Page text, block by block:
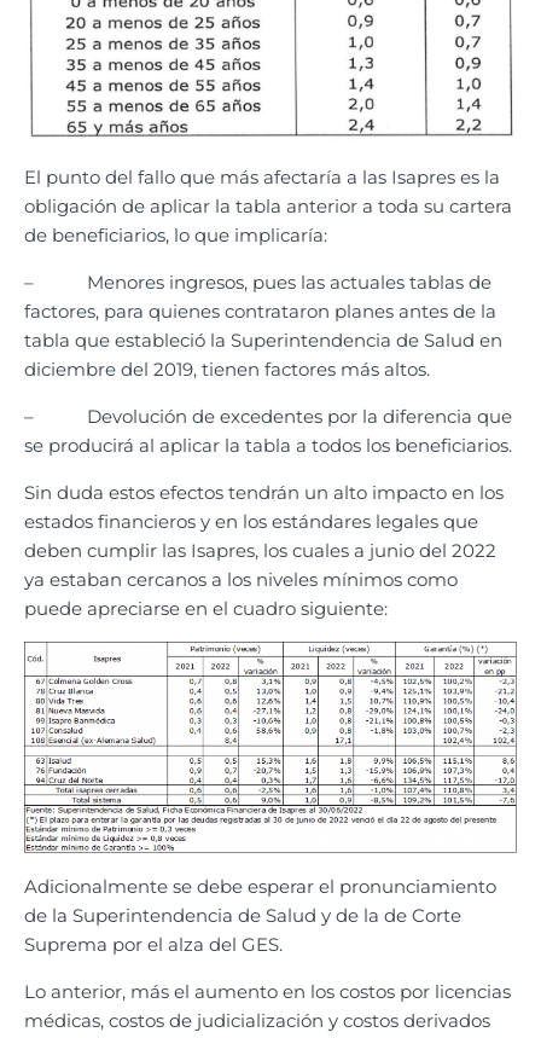
El punto del fallo que más afectaría a las Isapres es la
obligación de aplicar la tabla anterior a toda su cartera
de beneficiarios, lo que implicaría:
– Menores ingresos, pues las actuales tablas de
factores, para quienes contrataron planes antes de la
tabla que estableció la Superintendencia de Salud en
diciembre del 2019, tienen factores más altos.
– Devolución de excedentes por la diferencia que
se producirá al aplicar la tabla a todos los beneficiarios.
Sin duda estos efectos tendrán un alto impacto en los
estados financieros y en los estándares legales que
deben cumplir las Isapres, los cuales a junio del 2022
ya estaban cercanos a los niveles mínimos como
puede apreciarse en el cuadro siguiente:
Adicionalmente se debe esperar el pronunciamiento
de la Superintendencia de Salud y de la de Corte
Suprema por el alza del GES.
Lo anterior, más el aumento en los costos por licencias
médicas, costos de judicialización y costos derivados